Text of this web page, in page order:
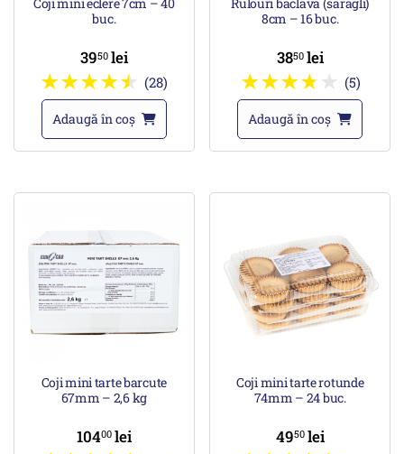
Coji mini eclere 7cm – 40
buc.
3950 lei
(28)
Adaugă în coș
Rulouri baclava (saragli)
8cm – 16 buc.
3850 lei
(5)
Adaugă în coș
Coji mini tarte barcute
67mm – 2,6 kg
10400 lei
Coji mini tarte rotunde
74mm – 24 buc.
4950 lei